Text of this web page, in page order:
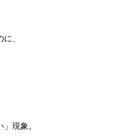
、
現象。